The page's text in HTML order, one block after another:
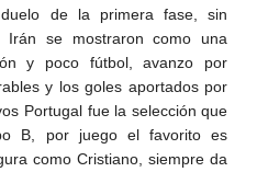
de la primera fase, sin
Irán se mostraron como una
y poco fútbol, avanzo por
y los goles aportados por
Portugal fue la selección que
B, por juego el favorito es
como Cristiano, siempre da